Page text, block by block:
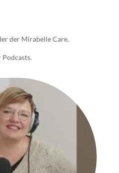
der Mirabelle Care.